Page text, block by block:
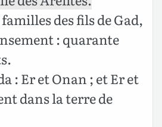
des fils de Gad,
: quarante
: Er et Onan ; et Er et
dans la terre de